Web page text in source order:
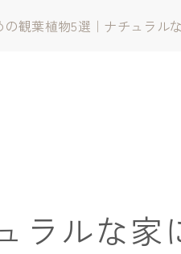
の観葉植物5選｜ナチュラル
ラルな家